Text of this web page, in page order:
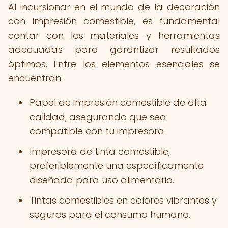
Al incursionar en el mundo de la decoración
con impresión comestible, es fundamental
contar con los materiales y herramientas
adecuadas para garantizar resultados
óptimos. Entre los elementos esenciales se
encuentran:
Papel de impresión comestible de alta
calidad, asegurando que sea
compatible con tu impresora.
Impresora de tinta comestible,
preferiblemente una específicamente
diseñada para uso alimentario.
Tintas comestibles en colores vibrantes y
seguros para el consumo humano.